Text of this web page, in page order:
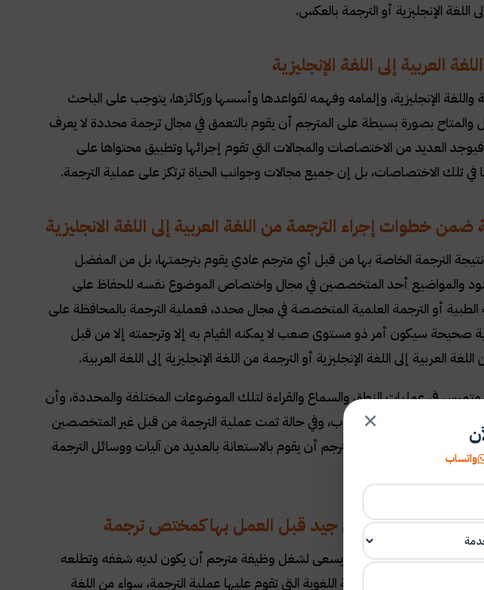
اللغة الإنجليزية أو الترجمة بالعكس.
العربية إلى اللغة الإنجليزية
الإنجليزية، وإلمامه وفهمه لقواعدها وأسسها وركائزها، يتوجب على الباحث
والمتاح بصورة بسيطة على المترجم أن يقوم بالتعمق في مجال ترجمة محددة لا يعرف
العديد من الاختصاصات والمجالات التي تقوم إجرائها وتطبيق محتواها على
في تلك الاختصاصات، بل إن جميع مجالات وجوانب الحياة ترتكز على عملية الترجمة.
خطوات إجراء الترجمة من اللغة العربية إلى اللغة الانجليزية
الترجمة الخاصة بها من قبل أي مترجم عادي يقوم بترجمتها، بل من المفضل
والمواضيع أحد المتخصصين في مجال واختصاص الموضوع نفسه للحفاظ على
أو الترجمة العلمية المتخصصة في مجال محدد، فعملية الترجمة بالمحافظة على
صحيحة سيكون أمر ذو مستوى صعب لا يمكنه القيام به إلا وترجمته إلا من قبل
إلى اللغة الإنجليزية أو الترجمة من اللغة الإنجليزية إلى اللغة العربية.
في عمليات النطق والسماع والقراءة لتلك الموضوعات المختلفة والمحددة، وأن
سياقها ومدلولها المطلوب، وفي حالة تمت عملية الترجمة من قبل غير المتخصصين
بشكل جيد ويمكن للمترجم أن يقوم بالاستعانة بالعديد من آليات ووسائل الترجمة
والتدرب عليها بشكل جيد قبل العمل بها كمختص ترجمة
بالعمل في مجال الترجمة أو يسعى لشغل وظيفة مترجم أن يكون لديه شغفه وتطلعه
لفكرة ومبدأ الصياغة اللغوية التي تقوم عليها عملية الترجمة، سواء من اللغة
✕
واتساب